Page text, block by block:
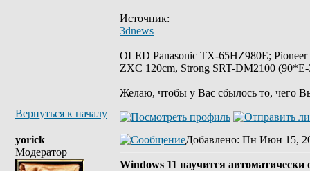
Источник:
3dnews
OLED Panasonic TX-65HZ980E;
ZXC 120cm, Strong SRT-DM2100
Желаю, чтобы у Вас сбылось то, чего
Вернуться к началу
yorick
Модератор
Добавлено: Пн Июн 15,
Windows 11 научится